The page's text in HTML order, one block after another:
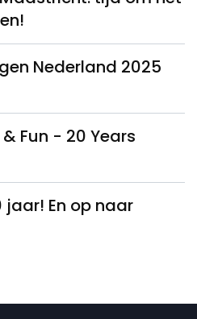
Nederland 2025
Fun - 20 Years
En op naar